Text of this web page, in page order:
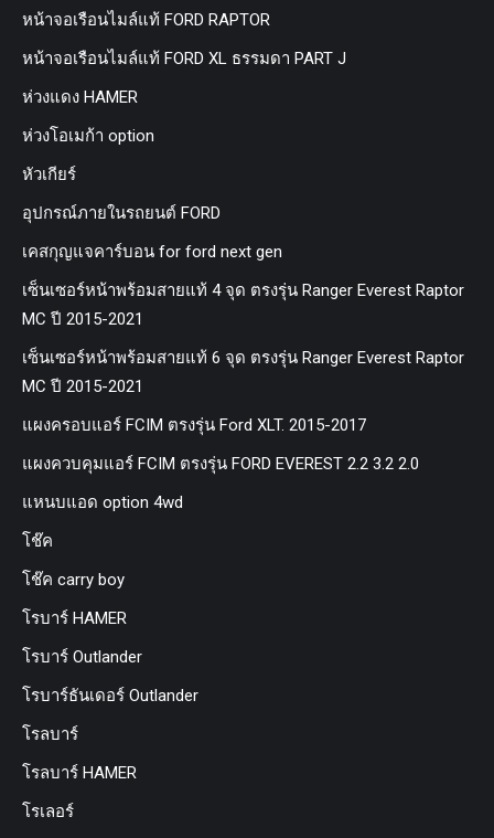
หน้าจอเรือนไมล์แท้ FORD RAPTOR
หน้าจอเรือนไมล์แท้ FORD XL ธรรมดา PART J
ห่วงแดง HAMER
ห่วงโอเมก้า option
หัวเกียร์
อุปกรณ์ภายในรถยนต์ FORD
เคสกุญแจคาร์บอน for ford next gen
เซ็นเซอร์หน้าพร้อมสายแท้ 4 จุด ตรงรุ่น Ranger Everest Raptor
MC ปี 2015-2021
เซ็นเซอร์หน้าพร้อมสายแท้ 6 จุด ตรงรุ่น Ranger Everest Raptor
MC ปี 2015-2021
แผงครอบแอร์ FCIM ตรงรุ่น Ford XLT. 2015-2017
แผงควบคุมแอร์ FCIM ตรงรุ่น FORD EVEREST 2.2 3.2 2.0
แหนบแอด option 4wd
โช๊ค
โช๊ค carry boy
โรบาร์ HAMER
โรบาร์ Outlander
โรบาร์ธันเดอร์ Outlander
โรลบาร์
โรลบาร์ HAMER
โรเลอร์